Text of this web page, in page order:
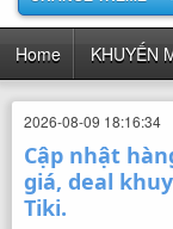
Home KHUYẾN
2026-08-09 18:16:34
Cập nhật
giá, deal
Tiki.